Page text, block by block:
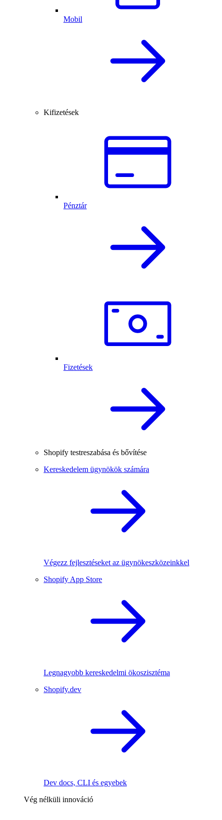
Mobil
Kifizetések
Pénztár
Fizetések
Shopify testreszabása és bővítése
Kereskedelem ügynökök számára
Végezz fejlesztéseket az ügynökeszközeinkkel
Shopify App Store
Legnagyobb kereskedelmi ökoszisztéma
Shopify.dev
Dev docs, CLI és egyebek
Vég nélküli innováció